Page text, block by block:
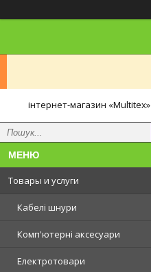
інтернет-магазин «Multitex»
Товары и услуги
Кабелі шнури
Комп'ютерні аксесуари
Електротовари